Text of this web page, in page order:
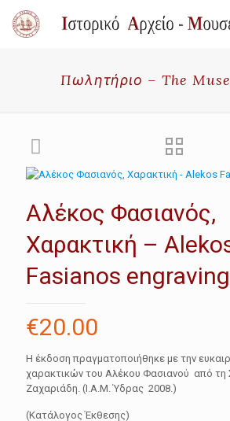
Πωλητήριο – The
Αλέκος Φασιανός,
Χαρακτική –
Fasianos engraving
€20.00
Η έκδοση πραγματοποιήθηκε με την
χαρακτικών του Αλέκου Φασιανού από τη
Ζαχαριάδη. (Ι.Α.Μ. Ύδρας 2008.)
(Κατάλογος Έκθεσης)